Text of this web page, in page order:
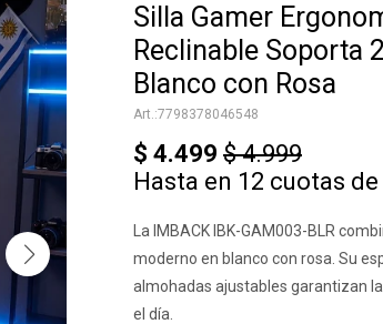
Silla Gamer
Reclinable Soporta
Blanco con Rosa
7798378046548
$ 4.499 $ 4.999
Hasta en 12 cuotas de
La IMBACK IBK-GAM003-BLR
moderno en blanco con rosa. Su
almohadas ajustables garantizan
el día.